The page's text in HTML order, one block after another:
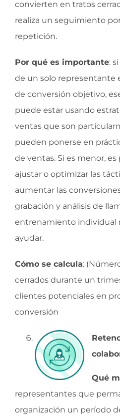
convierten en tratos
realiza un seguimiento
repetición.
Por qué es importante:
de un solo representante
de conversión objetivo,
puede estar usando
ventas que son
pueden ponerse en
de ventas. Si es menor,
ajustar o optimizar las
aumentar las
grabación y análisis de
entrenamiento individual
ayudar.
Cómo se calcula:
cerrados durante un
clientes potenciales en
conversión
Qué
representantes que
organización un período